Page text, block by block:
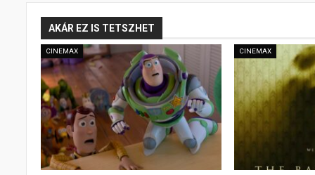
AKÁR EZ IS TETSZHET
CINEMAX CINEMAX